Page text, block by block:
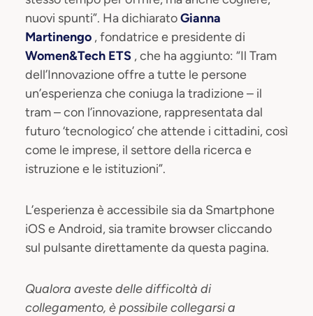
nuovi spunti”. Ha dichiaratoGianna
Martinengo , fondatrice e presidente di
Women&Tech ETS , che ha aggiunto: “Il Tram
dell’Innovazione offre a tutte le persone
un’esperienza che coniuga la tradizione – il
tram – con l’innovazione, rappresentata dal
futuro ‘tecnologico’ che attende i cittadini, così
come le imprese, il settore della ricerca e
istruzione e le istituzioni”.
L’esperienza è accessibile sia da Smartphone
iOS e Android, sia tramite browser cliccando
sul pulsante direttamente da questa pagina.
Qualora aveste delle difficoltà di
collegamento, è possibile collegarsi a